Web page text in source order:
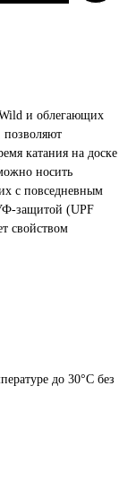
и облегающих
катания на доске
носить
с повседневным
защитой (UPF
свойством
до 30°C без